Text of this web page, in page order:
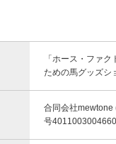
「ホース・ファ
ための馬グッズシ
合同会社mewtone
号4011003004660